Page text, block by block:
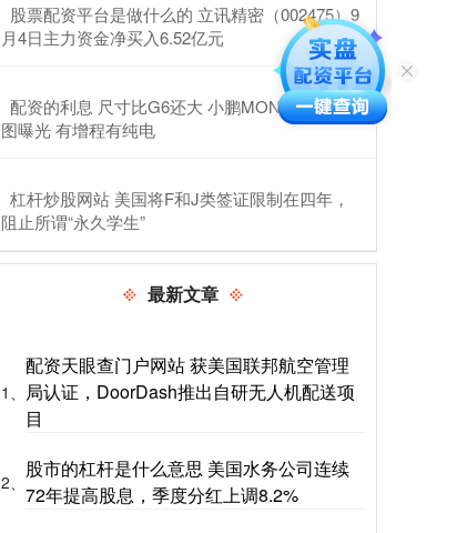
​股票配资平台是做什么的 立讯精密（002475）9
月4日主力资金净买入6.52亿元
​配资的利息 尺寸比G6还大 小鹏MONA L05申报
图曝光 有增程有纯电
​杠杆炒股网站 美国将F和J类签证限制在四年，
阻止所谓“永久学生”
最新文章
1、
配资天眼查门户网站 获美国联邦航空管理
局认证，DoorDash推出自研无人机配送项
目
2、
股市的杠杆是什么意思 美国水务公司连续
72年提高股息，季度分红上调8.2%